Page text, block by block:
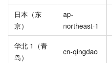
日本（东
京）
ap-
northeast-1
华北 1（青
岛）
cn-qingdao